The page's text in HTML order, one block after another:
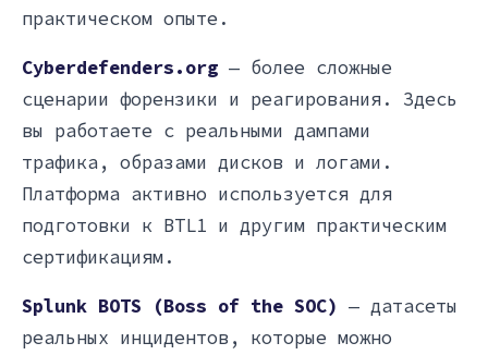
практическом опыте.
Cyberdefenders.org — более сложные
сценарии форензики и реагирования. Здесь
вы работаете с реальными дампами
трафика, образами дисков и логами.
Платформа активно используется для
подготовки к BTL1 и другим практическим
сертификациям.
Splunk BOTS (Boss of the SOC) — датасеты
реальных инцидентов, которые можно